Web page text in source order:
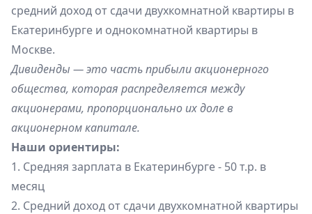
средний доход от сдачи двухкомнатной квартиры в
Екатеринбурге и однокомнатной квартиры в
Москве.
Дивиденды — это часть прибыли акционерного
общества, которая распределяется между
акционерами, пропорционально их доле в
акционерном капитале.
Наши ориентиры:
1. Средняя зарплата в Екатеринбурге - 50 т.р. в
месяц
2. Средний доход от сдачи двухкомнатной квартиры